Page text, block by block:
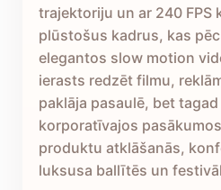
trajektoriju un ar 240 FPS
plūstošus kadrus, kas
elegantos slow motion
ierasts redzēt filmu,
paklāja pasaulē, bet
korporatīvajos
produktu atklāšanās,
luksusa ballītēs un